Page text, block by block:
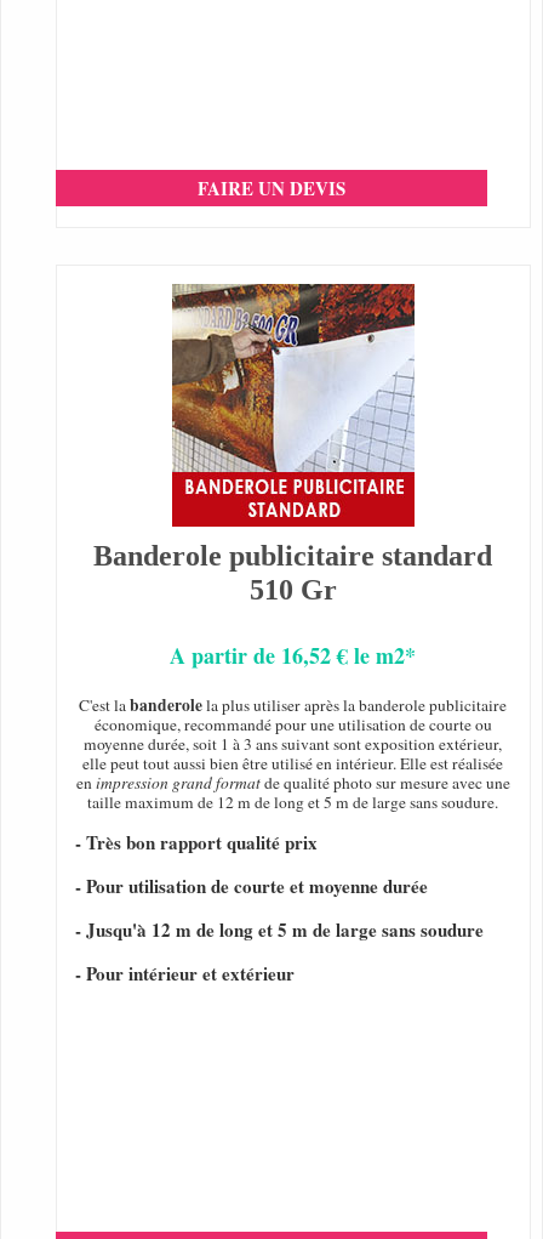
FAIRE UN DEVIS
Banderole publicitaire standard
510 Gr
A partir de 16,52 € le m2*
C'est labanderolela plus utiliser après la banderole publicitaire
économique, recommandé pour une utilisation de courte ou
moyenne durée, soit 1 à 3 ans suivant sont exposition extérieur,
elle peut tout aussi bien être utilisé en intérieur. Elle est réalisée
enimpression grand formatde qualité photo sur mesure avec une
taille maximum de 12 m de long et 5 m de large sans soudure.
- Très bon rapport qualité prix
- Pour utilisation de courte et moyenne durée
- Jusqu'à 12 m de long et 5 m de large sans soudure
- Pour intérieur et extérieur